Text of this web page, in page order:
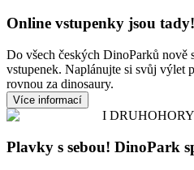
Online vstupenky jsou tady!
Do všech českých DinoParků nově
vstupenek. Naplánujte si svůj výlet
rovnou za dinosaury.
Více informací
I
Plavky s sebou! DinoPark